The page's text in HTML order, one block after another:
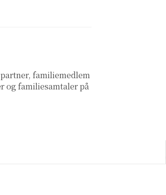
familiemedlem
og familiesamtaler på